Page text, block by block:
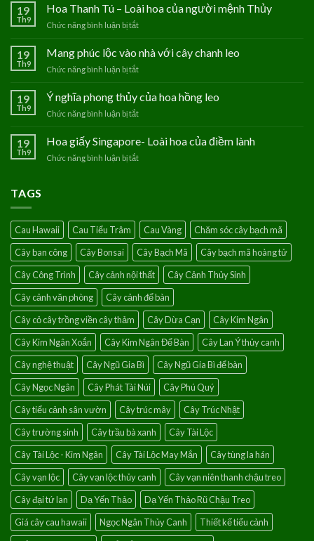
19
Th9
Hoa Thanh Tú – Loài hoa của người mệnh Thủy
Chức năng bình luận bị tắt
Thanh
hoa
Thủy
19
Th9
Mang phúc lộc vào nhà với cây chanh leo
Chức năng bình luận bị tắt
phúc
với
19
Th9
Ý nghĩa phong thủy của hoa hồng leo
Chức năng bình luận bị tắt
nghĩa
19
Th9
Hoa giấy Singapore- Loài hoa của điềm lành
Chức năng bình luận bị tắt
của
điềm
lành
TAGS
Cau Hawaii Cau Tiểu Trâm Cau Vàng
Chăm sóc cây bạch mã
Cây ban công
Cây Bonsai Cây Bạch Mã
Cây bạch mã hoàng tử
Cây Công Trình
Cây cảnh nội thất
Cây Cảnh Thủy Sinh
Cây cảnh văn phòng
Cây cảnh để bàn
Cây cỏ cây trồng viền cây thảm
Cây Dừa Cạn
Cây Kim Ngân
Cây Kim Ngân Xoắn
Cây Kim Ngân Để Bàn
Cây Lan Ý thủy canh
Cây nghệ thuật
Cây Ngũ Gia Bì
Cây Ngũ Gia Bì để bàn
Cây Ngọc Ngân
Cây Phát Tài Núi
Cây Phú Quý
Cây tiểu cảnh sân vườn
Cây trúc mây
Cây Trúc Nhật
Cây trường sinh
Cây trầu bà xanh
Cây Tài Lộc
Cây Tài Lộc - Kim Ngân
Cây Tài Lộc May Mắn
Cây tùng la hán
Cây vạn lộc
Cây vạn lộc thủy canh
Cây vạn niên thanh chậu treo
Cây đại tứ lan
Dạ Yến Thảo
Dạ Yến Thảo Rũ Chậu Treo
Giá cây cau hawaii
Ngọc Ngân Thủy Canh
Thiết kế tiểu cảnh